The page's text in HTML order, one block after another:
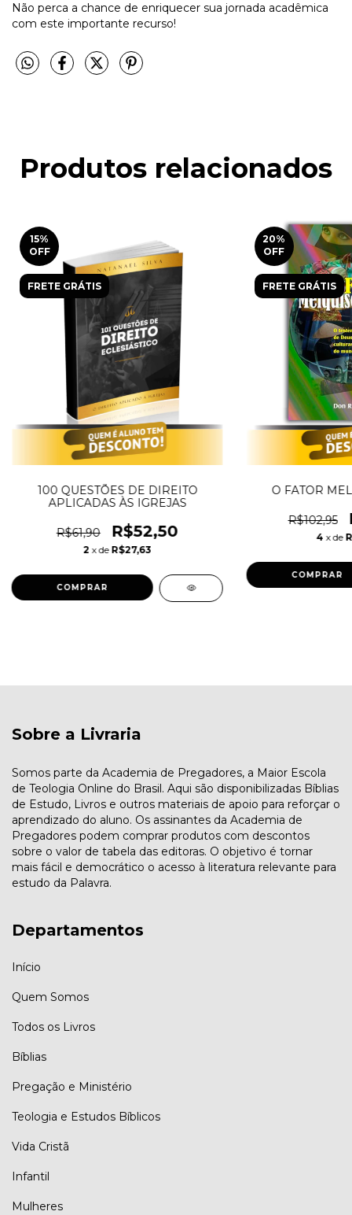
Não perca a chance de enriquecer sua jornada acadêmica
com este importante recurso!
Produtos relacionados
15%
OFF
FRETE GRÁTIS
100 QUESTÕES DE DIREITO
APLICADAS ÀS IGREJAS
R$61,90 R$52,50
2 x de R$27,63
20%
OFF
FRETE GRÁTIS
O FATOR
R$102,95
4 x de
Sobre a Livraria
Somos parte da Academia de Pregadores, a Maior Escola
de Teologia Online do Brasil. Aqui são disponibilizadas Bíblias
de Estudo, Livros e outros materiais de apoio para reforçar o
aprendizado do aluno. Os assinantes da Academia de
Pregadores podem comprar produtos com descontos
sobre o valor de tabela das editoras. O objetivo é tornar
mais fácil e democrático o acesso à literatura relevante para
estudo da Palavra.
Departamentos
Início
Quem Somos
Todos os Livros
Bíblias
Pregação e Ministério
Teologia e Estudos Bíblicos
Vida Cristã
Infantil
Mulheres